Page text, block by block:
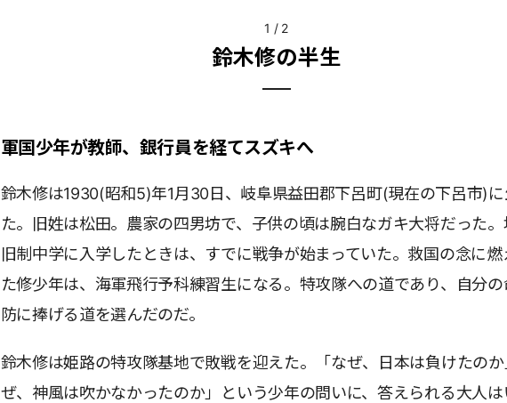
1 / 2
鈴木修の半生
軍国少年が教師、銀行員を経てスズキへ
鈴木修は1930(昭和5)年1月30日、岐阜県益田郡下呂町(現在の下呂市)
た。旧姓は松田。農家の四男坊で、子供の頃は腕白なガキ大将だった。
旧制中学に入学したときは、すでに戦争が始まっていた。救国の念に燃
た修少年は、海軍飛行予科練習生になる。特攻隊への道であり、自分の
防に捧げる道を選んだのだ。
鈴木修は姫路の特攻隊基地で敗戦を迎えた。「なぜ、日本は負けたの
ぜ、神風は吹かなかったのか」という少年の問いに、答えられる大人